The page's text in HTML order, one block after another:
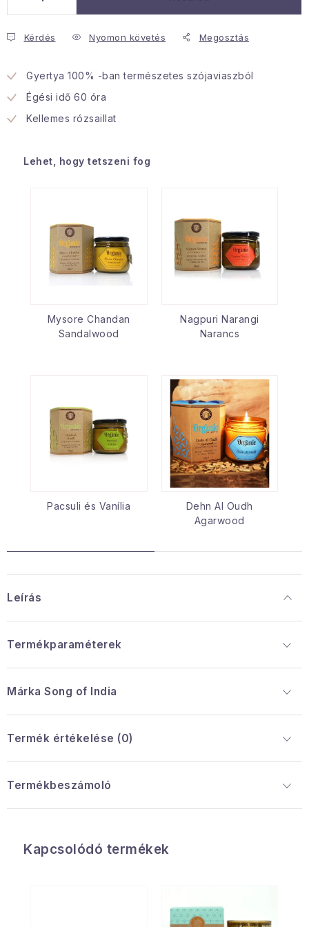
A személyes adatok védelmének feltételei
Hogyan kell panaszkodni / visszaadni az áruka
Kereskedelem feltételes
Kérdés Nyomon követés Megosztás
Gyertya 100% -ban természetes szójaviaszból
Égési idő 60 óra
Kellemes rózsaillat
Lehet, hogy tetszeni fog
Mysore Chandan
Sandalwood
Nagpuri Narangi
Narancs
Pacsuli és Vanília
Dehn Al Oudh
Agarwood
Leírás
Termékparaméterek
Márka Song of India
Termék értékelése (0)
Termékbeszámoló
Kapcsolódó termékek